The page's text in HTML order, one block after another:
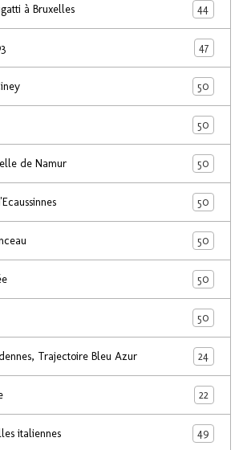
à Bruxelles 44
47
50
50
de Namur 50
50
50
50
50
Trajectoire Bleu Azur 24
22
italiennes 49